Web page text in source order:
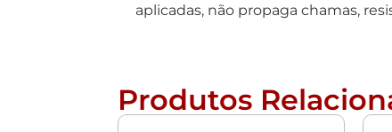
aplicadas, não propaga chamas,
Produtos